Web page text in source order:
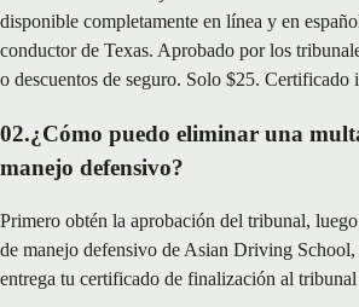
disponible completamente en línea y en
conductor de Texas. Aprobado por los
o descuentos de seguro. Solo $25. Certificado
02.¿Cómo puedo eliminar una
manejo defensivo?
Primero obtén la aprobación del tribunal,
de manejo defensivo de Asian Driving
entrega tu certificado de finalización al